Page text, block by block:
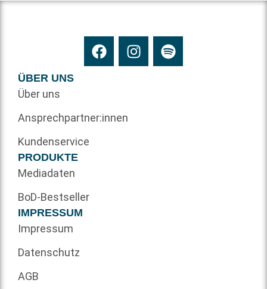
ÜBER UNS
Über uns
Ansprechpartner:innen
Kundenservice
PRODUKTE
Mediadaten
BoD-Bestseller
IMPRESSUM
Impressum
Datenschutz
AGB